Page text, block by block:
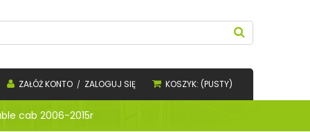
ZAŁÓŻ KONTO ZALOGUJ SIĘ KOSZYK: (PUSTY)
cab 2006-2015r